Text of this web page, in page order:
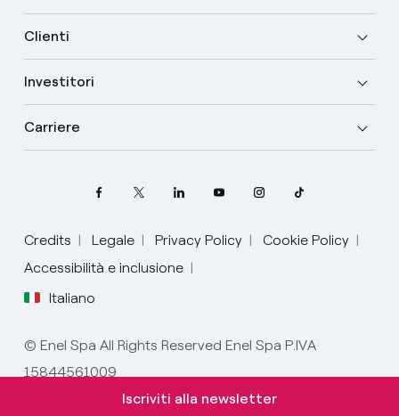
Clienti
Investitori
Carriere
Credits Legale Privacy Policy
Cookie Policy
Accessibilità e inclusione
Italiano
Italiano
© Enel Spa All Rights Reserved Enel Spa P.IVA
15844561009
Iscriviti alla newsletter